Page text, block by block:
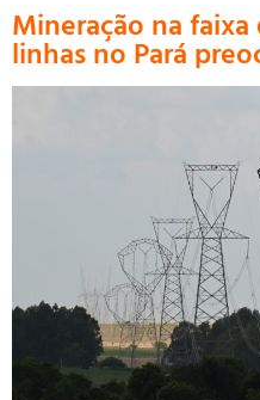
Mineração na
linhas no Pará